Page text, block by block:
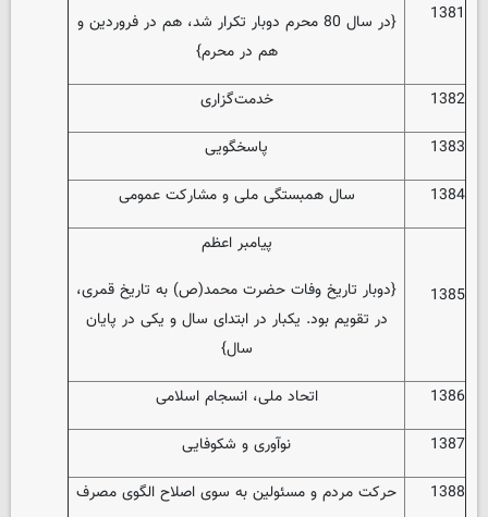
1381
{در سال 80 محرم دوبار تکرار شد، هم در فروردین و
هم در محرم}
1382
خدمت‌گزاری
1383
پاسخگویی
1384
سال همبستگی ملی و مشارکت عمومی
1385
پیامبر اعظم
{دوبار تاریخ وفات حضرت محمد(ص) به تاریخ قمری،
در تقویم بود. یکبار در ابتدای سال و یکی در پایان
سال}
1386
اتحاد ملی، انسجام اسلامی
1387
نوآوری و شکوفایی
1388
حرکت مردم و مسئولین به سوی اصلاح الگوی مصرف